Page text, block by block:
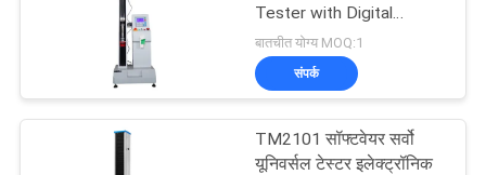
Tester with Digital
Display
बातचीत योग्य MOQ:1
संपर्क
TM2101 सॉफ्टवेयर सर्वो
यूनिवर्सल टेस्टर इलेक्ट्रॉनिक